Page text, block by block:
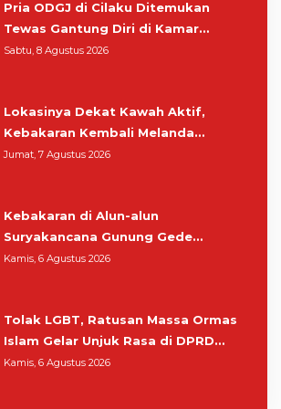
Pria ODGJ di Cilaku Ditemukan
Tewas Gantung Diri di Kamar
Mandi
Sabtu, 8 Agustus 2026
Lokasinya Dekat Kawah Aktif,
Kebakaran Kembali Melanda
Kawasan Gunung Gede Pangrango
Jumat, 7 Agustus 2026
Kebakaran di Alun-alun
Suryakancana Gunung Gede
Pangrango, Relawan dan Warga
Kamis, 6 Agustus 2026
Tolak LGBT, Ratusan Massa Ormas
Islam Gelar Unjuk Rasa di DPRD
Cianjur
Kamis, 6 Agustus 2026